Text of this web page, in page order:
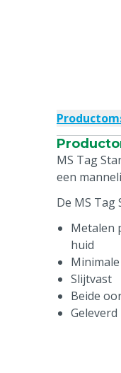
MS Tag
een
De MS
Metalen
huid
Slijtvast
Beide